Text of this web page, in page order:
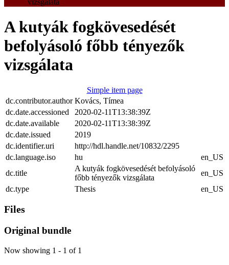
vizsgálata
A kutyák fogkövesedését
befolyásoló főbb tényezők
vizsgálata
Simple item page
dc.contributor.author Kovács, Tímea
dc.date.accessioned
2020-02-11T13:38:39Z
dc.date.available
2020-02-11T13:38:39Z
dc.date.issued
2019
dc.identifier.uri
http://hdl.handle.net/10832/2295
dc.language.iso
hu
en_US
dc.title
A kutyák fogkövesedését befolyásoló
főbb tényezők vizsgálata
en_US
dc.type
Thesis en_US
Files
Original bundle
Now showing 1 - 1 of 1